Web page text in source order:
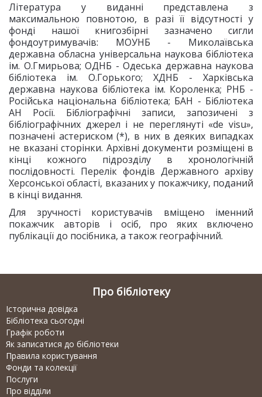
Література у виданні представлена з
максимальною повнотою, в разі її відсутності у
фонді нашої книгозбірні зазначено сигли
фондоутримувачів: МОУНБ - Миколаївська
державна обласна універсальна наукова бібліотека
ім. О.Гмирьова; ОДНБ - Одеська державна наукова
бібліотека ім. О.Горького; ХДНБ - Харківська
державна наукова бібліотека ім. Короленка; РНБ -
Російська національна бібліотека; БАН - Бібліотека
АН Росії. Бібліографічні записи, запозичені з
бібліографічних джерел і не переглянуті «de visu»,
позначені астериском (*), в них в деяких випадках
не вказані сторінки. Архівні документи розміщені в
кінці кожного підрозділу в хронологічній
послідовності. Перелік фондів Державного архіву
Херсонської області, вказаних у покажчику, поданий
в кінці видання.
Для зручності користувачів вміщено іменний
покажчик авторів і осіб, про яких включено
публікації до посібника, а також географічний.
Про бібліотеку
Історична довідка
Бібліотека сьогодні
Графік роботи
Як записатися до бібліотеки
Правила користування
Фонди та колекції
Послуги
Про відділи